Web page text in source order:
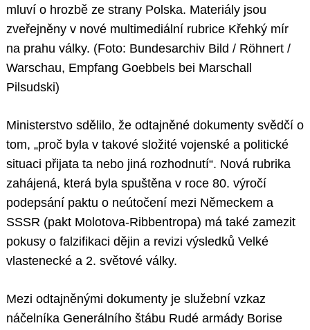
mluví o hrozbě ze strany Polska. Materiály jsou
zveřejněny v nové multimediální rubrice Křehký mír
na prahu války. (Foto: Bundesarchiv Bild / Röhnert /
Warschau, Empfang Goebbels bei Marschall
Pilsudski)
Ministerstvo sdělilo, že odtajněné dokumenty svědčí o
tom, „proč byla v takové složité vojenské a politické
situaci přijata ta nebo jiná rozhodnutí“. Nová rubrika
zahájená, která byla spuštěna v roce 80. výročí
podepsání paktu o neútočení mezi Německem a
SSSR (pakt Molotova-Ribbentropa) má také zamezit
pokusy o falzifikaci dějin a revizi výsledků Velké
vlastenecké a 2. světové války.
Mezi odtajněnými dokumenty je služební vzkaz
náčelníka Generálního štábu Rudé armády Borise